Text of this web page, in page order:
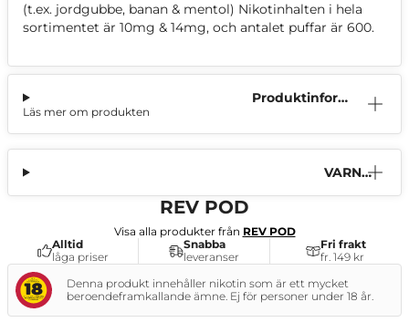
(t.ex. jordgubbe, banan & mentol) Nikotinhalten i hela
sortimentet är 10mg & 14mg, och antalet puffar är 600.
Produktinform
Läs mer om produkten
VARNI
REV POD
Visa alla produkter från REV POD
Alltid
låga priser
Snabba
leveranser
Fri frakt
fr. 149 kr
Denna produkt innehåller nikotin som är ett mycket
beroendeframkallande ämne. Ej för personer under 18 år.